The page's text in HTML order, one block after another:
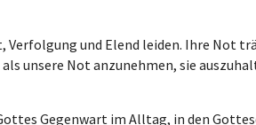
und Elend leiden. Ihre Not
unsere Not anzunehmen, sie
Gegenwart im Alltag, in den